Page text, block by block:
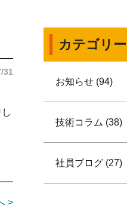
31
>
カテゴリー
お知らせ (94)
技術コラム (38)
社員ブログ (27)